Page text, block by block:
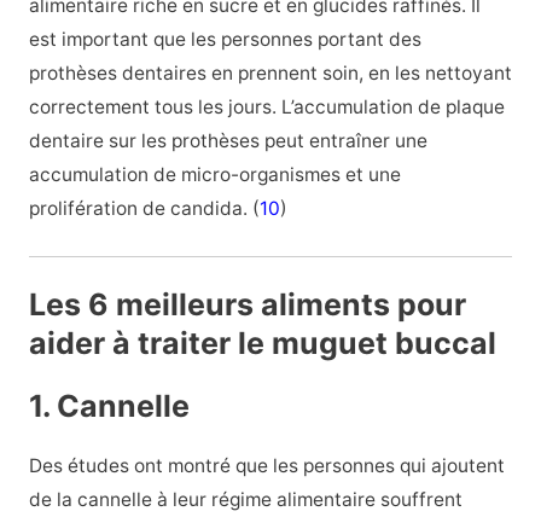
alimentaire riche en sucre et en glucides raffinés. Il
est important que les personnes portant des
prothèses dentaires en prennent soin, en les nettoyant
correctement tous les jours. L’accumulation de plaque
dentaire sur les prothèses peut entraîner une
accumulation de micro-organismes et une
prolifération de candida. (10)
Les 6 meilleurs aliments pour
aider à traiter le muguet buccal
1. Cannelle
Des études ont montré que les personnes qui ajoutent
de la cannelle à leur régime alimentaire souffrent